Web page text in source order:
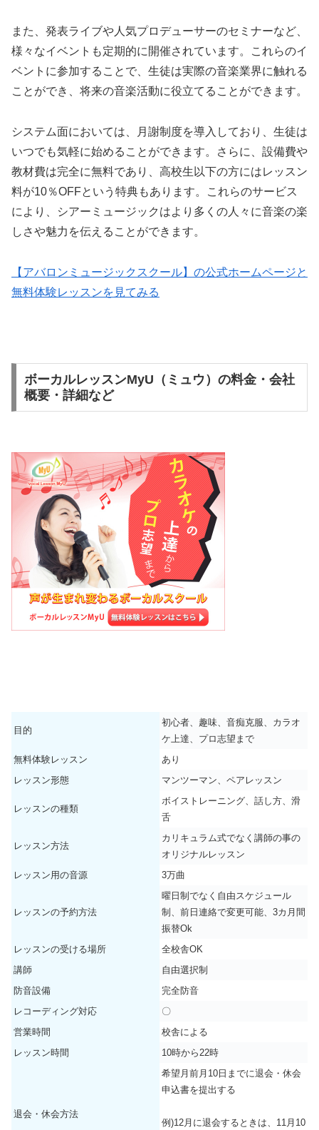
また、発表ライブや人気プロデューサーのセミナーなど、
様々なイベントも定期的に開催されています。これらのイ
ベントに参加することで、生徒は実際の音楽業界に触れる
ことができ、将来の音楽活動に役立てることができます。
システム面においては、月謝制度を導入しており、生徒は
いつでも気軽に始めることができます。さらに、設備費や
教材費は完全に無料であり、高校生以下の方にはレッスン
料が10％OFFという特典もあります。これらのサービス
により、シアーミュージックはより多くの人々に音楽の楽
しさや魅力を伝えることができます。
【アバロンミュージックスクール】の公式ホームページと
無料体験レッスンを見てみる
ボーカルレッスンMyU（ミュウ）の料金・会社
概要・詳細など
目的
初心者、趣味、音痴克服、カラオ
ケ上達、プロ志望まで
無料体験レッスン
あり
レッスン形態
マンツーマン、ペアレッスン
レッスンの種類
ボイストレーニング、話し方、滑
舌
レッスン方法
カリキュラム式でなく講師の事の
オリジナルレッスン
レッスン用の音源
3万曲
レッスンの予約方法
曜日制でなく自由スケジュール
制、前日連絡で変更可能、3カ月間
振替Ok
レッスンの受ける場所
全校舎OK
講師
自由選択制
防音設備
完全防音
レコーディング対応
〇
営業時間
校舎による
レッスン時間
10時から22時
退会・休会方法
希望月前月10日までに退会・休会
申込書を提出する
例)12月に退会するときは、11月10